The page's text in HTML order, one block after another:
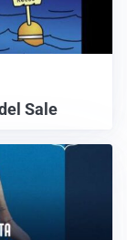
Sale